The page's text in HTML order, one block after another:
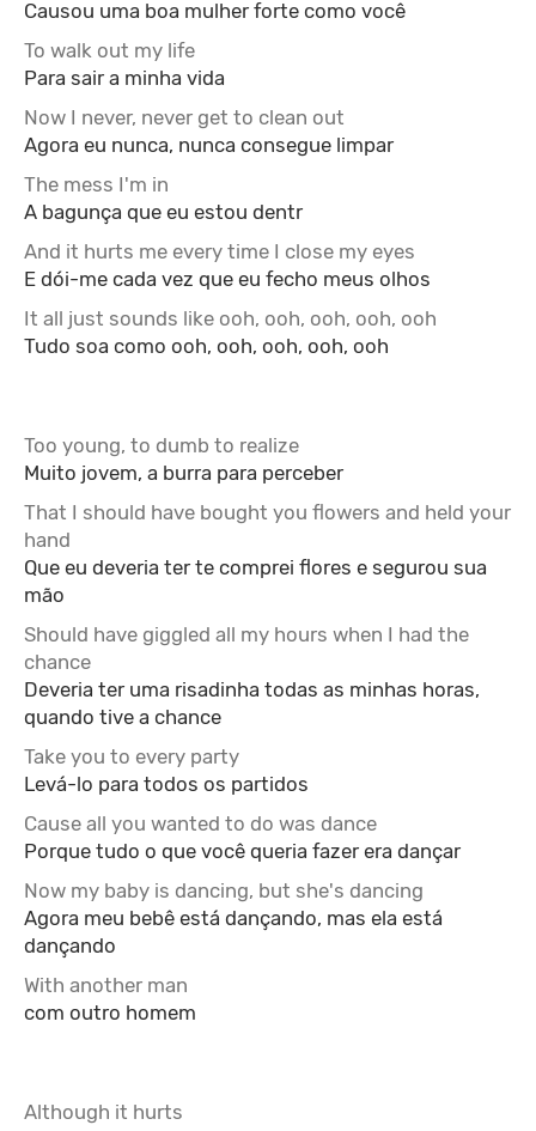
Causou uma boa mulher forte como você
Para sair a minha vida
Agora eu nunca, nunca consegue limpar
A bagunça que eu estou dentr
E dói-me cada vez que eu fecho meus olhos
Tudo soa como ooh, ooh, ooh, ooh, ooh
Muito jovem, a burra para perceber
Que eu deveria ter te comprei flores e segurou sua
mão
Deveria ter uma risadinha todas as minhas horas,
quando tive a chance
Levá-lo para todos os partidos
Porque tudo o que você queria fazer era dançar
Agora meu bebê está dançando, mas ela está
dançando
com outro homem
To walk out my life
Now I never, never get to clean out
The mess I'm in
And it hurts me every time I close my eyes
It all just sounds like ooh, ooh, ooh, ooh, ooh
Too young, to dumb to realize
That I should have bought you flowers and held your
hand
Should have giggled all my hours when I had the
chance
Take you to every party
Cause all you wanted to do was dance
Now my baby is dancing, but she's dancing
With another man
Although it hurts